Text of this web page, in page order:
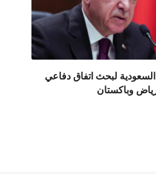
لبحث اتفاق دفاعي
وباكستان